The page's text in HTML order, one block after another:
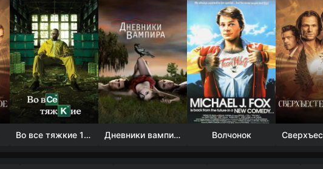
Во все тяжкие 1-5 сезон Дневники вампира (4 сезон) Волчонок